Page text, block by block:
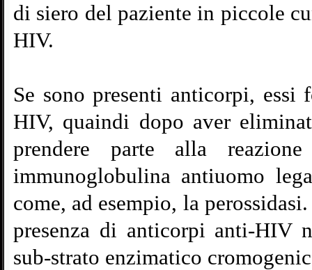
di siero del paziente in piccole
HIV.
Se sono presenti anticorpi, essi
HIV, quaindi dopo aver
prendere parte alla
immunoglobulina antiuomo
come, ad esempio, la
presenza di anticorpi anti-HIV
sub-strato enzimatico